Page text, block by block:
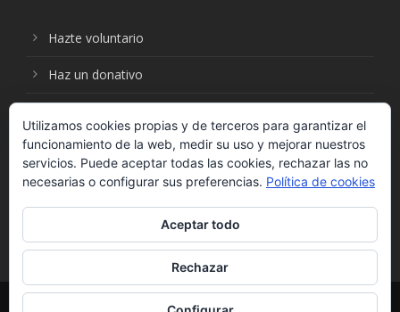
Hazte voluntario
Haz un donativo
Síguenos en:
© Fundación Social Universal. Todos los derechos
Utilizamos cookies propias y de terceros para garantizar el
funcionamiento de la web, medir su uso y mejorar nuestros
servicios. Puede aceptar todas las cookies, rechazar las no
necesarias o configurar sus preferencias. Política de cookies
Aceptar todo
Rechazar